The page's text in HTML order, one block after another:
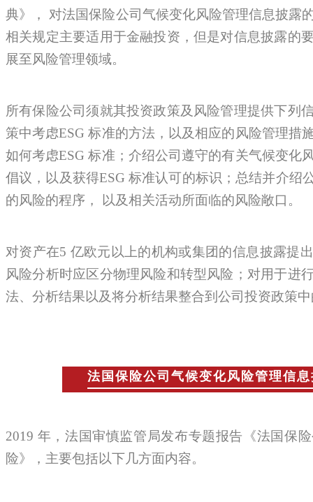
典》， 对法国保险公司气候变化风险管理信息披露
相关规定主要适用于金融投资，但是对信息披露的
展至风险管理领域。
所有保险公司须就其投资政策及风险管理提供下列
策中考虑ESG 标准的方法，以及相应的风险管理措
如何考虑ESG 标准；介绍公司遵守的有关气候变化
倡议，以及获得ESG 标准认可的标识；总结并介绍
的风险的程序， 以及相关活动所面临的风险敞口。
对资产在5 亿欧元以上的机构或集团的信息披露提
风险分析时应区分物理风险和转型风险；对用于进
法、分析结果以及将分析结果整合到公司投资政策
法国保险公司气候变化风险管理信
2019 年，法国审慎监管局发布专题报告《法国保
险》，主要包括以下几方面内容。